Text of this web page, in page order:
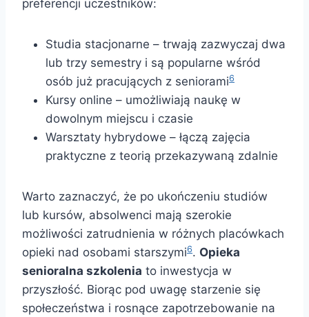
preferencji uczestników:
Studia stacjonarne – trwają zazwyczaj dwa
lub trzy semestry i są popularne wśród
osób już pracujących z seniorami6
Kursy online – umożliwiają naukę w
dowolnym miejscu i czasie
Warsztaty hybrydowe – łączą zajęcia
praktyczne z teorią przekazywaną zdalnie
Warto zaznaczyć, że po ukończeniu studiów
lub kursów, absolwenci mają szerokie
możliwości zatrudnienia w różnych placówkach
opieki nad osobami starszymi6. Opieka
senioralna szkolenia to inwestycja w
przyszłość. Biorąc pod uwagę starzenie się
społeczeństwa i rosnące zapotrzebowanie na